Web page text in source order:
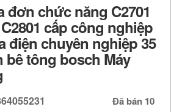
đơn chức năng C2701
cấp công nghiệp
điện chuyên nghiệp 35
bê tông bosch Máy
Đã bán 10